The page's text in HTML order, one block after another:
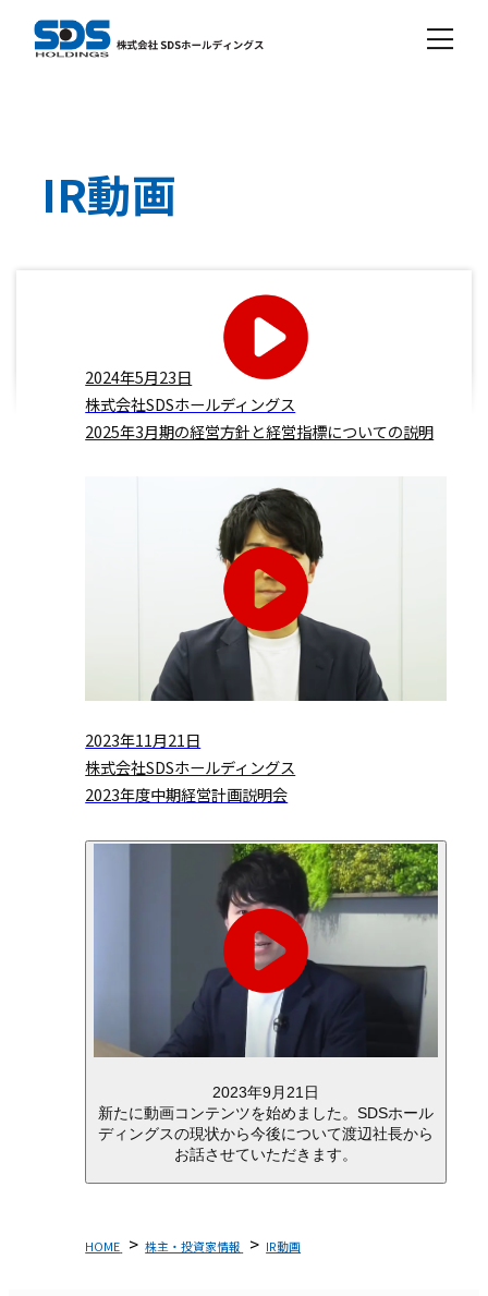
HOME 株主・投資家情報 IR動画
IR動画
2024年5月23日
株式会社SDSホールディングス
2025年3月期の経営方針と経営指標についての説明
2023年11月21日
株式会社SDSホールディングス
2023年度中期経営計画説明会
2023年9月21日
新たに動画コンテンツを始めました。SDSホール
ディングスの現状から今後について渡辺社長から
お話させていただきます。